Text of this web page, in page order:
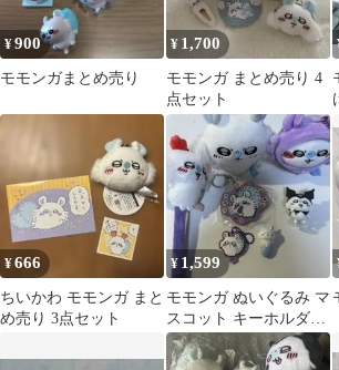
¥900
モモンガまとめ売り
¥ 1,700
モモンガ まとめ売り 4
点セット
¥666
ちいかわ モモンガ まと
め売り 3点セット
¥ 1,599
モモンガ ぬいぐるみ マ
スコット キーホルダー
ガチャ